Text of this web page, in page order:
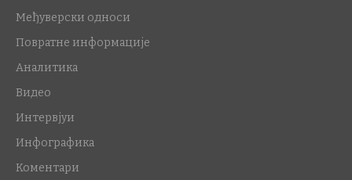
Међуверски односи
Повратне информације
Аналитика
Видео
Интервјуи
Инфографика
Коментари